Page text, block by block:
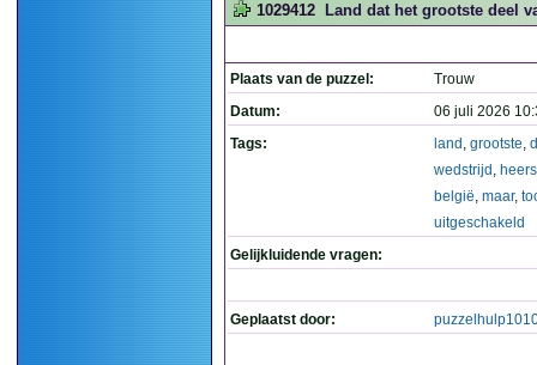
1029412 Land dat het grootste deel
Plaats van de puzzel:
Trouw
Datum:
06 juli 2026
Tags:
land , grootste,
wedstrijd ,
belgië, maar,
uitgeschakeld
Gelijkluidende vragen:
Geplaatst door: